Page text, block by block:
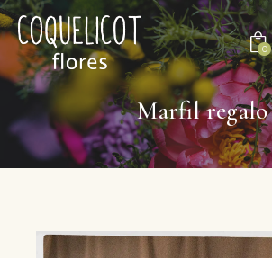
0
Marfil regalo